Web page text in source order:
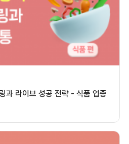
과 라이브 성공 전략 - 식품 업종